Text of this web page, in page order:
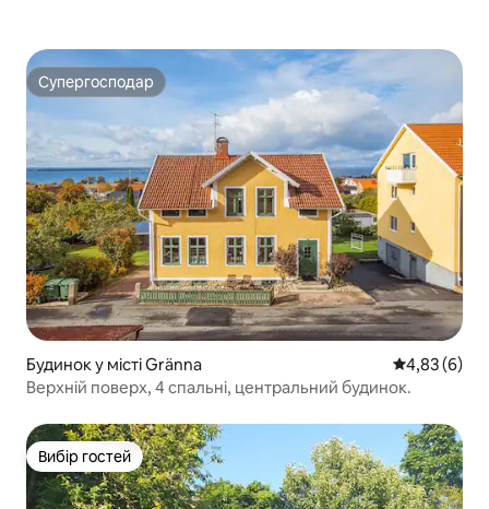
Супергосподар
Супергосподар
Будинок у місті Gränna Середня
4,83 (6)
Верхній поверх, 4 спальні, центральний будинок.
Вибір гостей
Вибір гостей